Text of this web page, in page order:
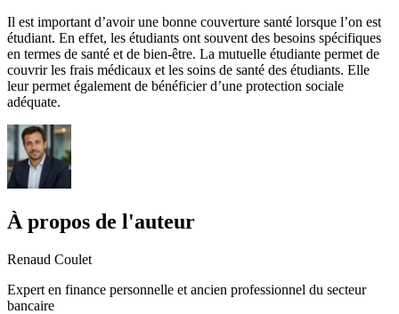
Il est important d’avoir une bonne couverture santé lorsque l’on est
étudiant. En effet, les étudiants ont souvent des besoins spécifiques
en termes de santé et de bien-être. La mutuelle étudiante permet de
couvrir les frais médicaux et les soins de santé des étudiants. Elle
leur permet également de bénéficier d’une protection sociale
adéquate.
À propos de l'auteur
Renaud Coulet
Expert en finance personnelle et ancien professionnel du secteur
bancaire